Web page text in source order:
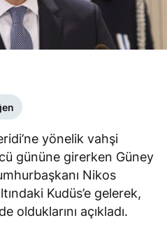
yönelik vahşi
gününe girerken Güney
Nikos
Kudüs’e gelerek,
olduklarını açıkladı.